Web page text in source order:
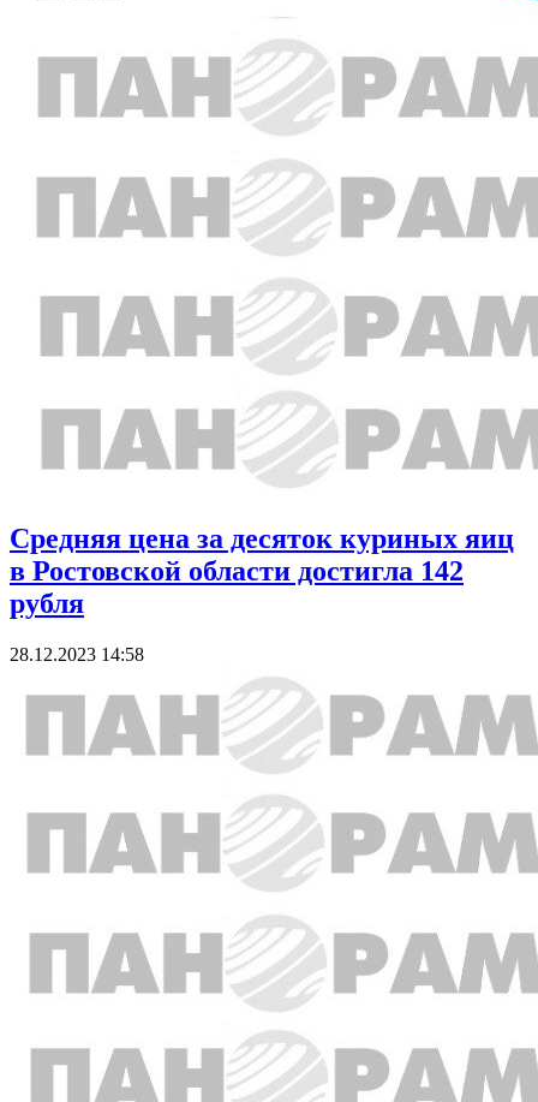
Средняя цена за десяток куриных яиц
в Ростовской области достигла 142
рубля
28.12.2023 14:58